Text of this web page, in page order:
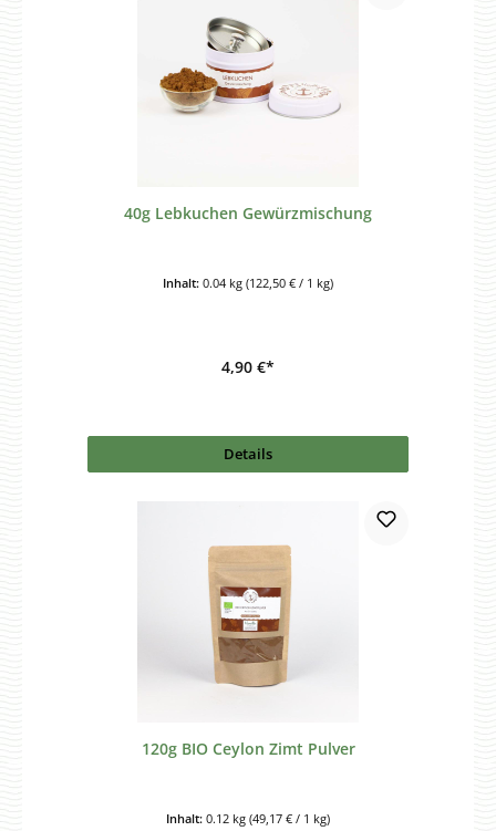
40g Lebkuchen Gewürzmischung
Inhalt: 0.04 kg (122,50 € / 1 kg)
4,90 €*
Details
120g BIO Ceylon Zimt Pulver
Inhalt: 0.12 kg (49,17 € / 1 kg)